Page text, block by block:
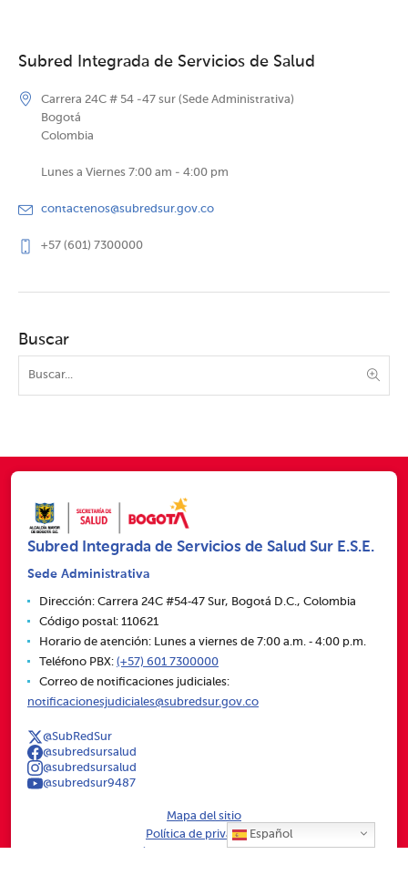
Subred Integrada de Servicios de Salud
Carrera 24C # 54 -47 sur (Sede Administrativa)
Bogotá
Colombia
Lunes a Viernes 7:00 am - 4:00 pm
contactenos@subredsur.gov.co
+57 (601) 7300000
Buscar
Subred Integrada de Servicios de Salud Sur E.S.E.
Sede Administrativa
Dirección: Carrera 24C #54‑47 Sur, Bogotá D.C., Colombia
Código postal: 110621
Horario de atención: Lunes a viernes de 7:00 a.m. ‑ 4:00 p.m.
Teléfono PBX: (+57) 601 7300000
Correo de notificaciones judiciales:
notificacionesjudiciales@subredsur.gov.co
@SubRedSur
@subredsursalud
@subredsursalud
@subredsur9487
Mapa del sitio
Política de privacidadEspañol